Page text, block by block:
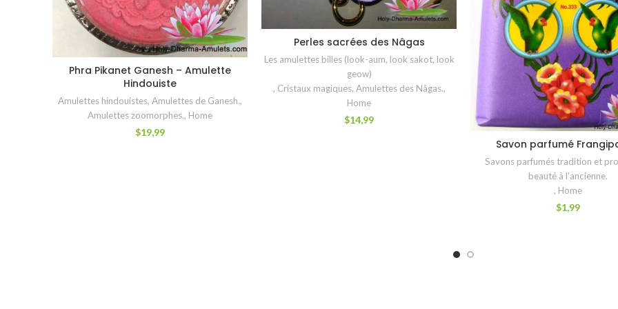
LIRE LA SUITE
Phra Pikanet Ganesh – Amulette
Hindouiste
Amulettes hindouistes, Amulettes de Ganesh.,
Amulettes zoomorphes., Home
$19,99
CHOIX DES OPTIONS
Perles sacrées des Nâgas
Les amulettes billes (look-aum, look sakot, look
geow)
, Cristaux magiques, Amulettes des Nâgas.,
Home
$14,99
AJOUTER AU PANIER
Savon parfumé
Savons parfumés tradition et
beauté à l'ancienne.
, Home
$1,99